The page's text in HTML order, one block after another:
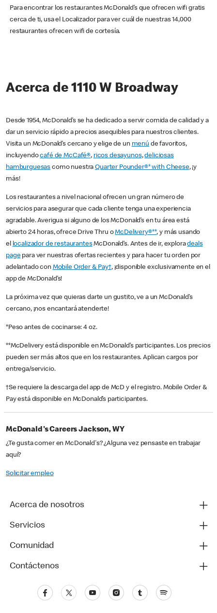
Para encontrar los restaurantes McDonald’s que ofrecen wifi gratis
cerca de ti, usa el Localizador para ver cuál de nuestras 14,000
restaurantes ofrecen wifi de cortesía.
Acerca de 1110 W Broadway
Desde 1954, McDonald’s se ha dedicado a servir comida de calidad y a
dar un servicio rápido a precios asequibles para nuestros clientes.
Visita un McDonald’s cercano y elige de un menú de favoritos,
incluyendocafé de McCafé®, ricos desayunos,deliciosas
hamburguesas como nuestraQuarter Pounder®* with Cheese, ¡y
más!
Los restaurantes a nivel nacional ofrecen un gran número de
servicios para asegurar que cada cliente tenga una experiencia
agradable. Averigua si alguno de los McDonald’s en tu área está
abierto 24 horas, ofrece Drive Thru oMcDelivery®**, y más usando
el localizador de restaurantesMcDonald’s. Antes de ir, exploradeals
pagepara ver nuestras ofertas recientes y para hacer tu orden por
adelantado con Mobile Order & Pay†, ¡disponible exclusivamente en el
app de McDonald’s!
La próxima vez que quieras darte un gustito, ve a un McDonald’s
cercano, ¡nos encantará atenderte!
*Peso antes de cocinarse: 4 oz.
**McDelivery está disponible en McDonald’s participantes. Los precios
pueden ser más altos que en los restaurantes. Aplican cargos por
entrega/servicio.
†Se requiere la descarga del app de McD y el registro. Mobile Order &
Pay está disponible en McDonald’s participantes.
McDonald's Careers Jackson, WY
¿Te gusta comer en McDonald's? ¿Alguna vez pensaste en trabajar
aquí?
Solicitar empleo
Acerca de nosotros
Servicios
Comunidad
Contáctenos